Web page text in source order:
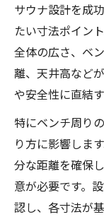
サウナ設計を成
たい寸法ポイン
全体の広さ、ベ
離、天井高など
や安全性に直結
特にベンチ周り
り方に影響しま
分な距離を確保
意が必要です。
認し、各寸法が